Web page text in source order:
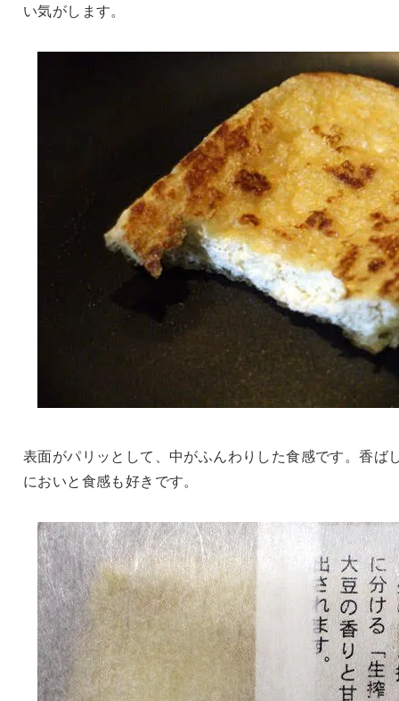
い気がします。
表面がパリッとして、中がふんわりした食感です。香ば
においと食感も好きです。